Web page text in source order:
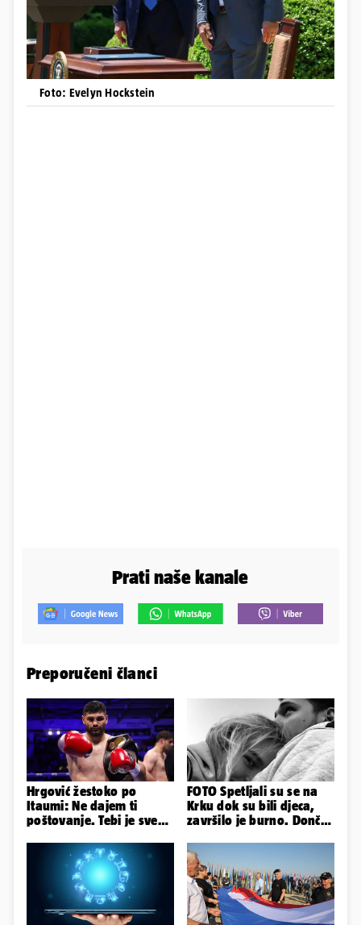
Foto: Evelyn Hockstein
Prati naše kanale
Preporučeni članci
Hrgović žestoko po
Itaumi: Ne dajem ti
poštovanje. Tebi je sve
FOTO Spetljali su se na
Krku dok su bili djeca,
završilo je burno. Dončić